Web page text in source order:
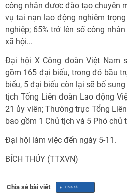
công nhân được đào tạo chuyên
vụ tai nạn lao động nghiêm
nghiệp; 65% trở lên số công
xã hội...
Đại hội X Công đoàn Việt Nam
gồm 165 đại biểu, trong đó bầu
biểu, 5 đại biểu còn lại sẽ bổ
tịch Tổng Liên đoàn Lao động
21 ủy viên; Thường trực Tổng
bao gồm 1 Chủ tịch và 5 Phó chủ
Đại hội làm việc đến ngày 5-11.
BÍCH THỦY (TTXVN)
Chia sẻ bài viết